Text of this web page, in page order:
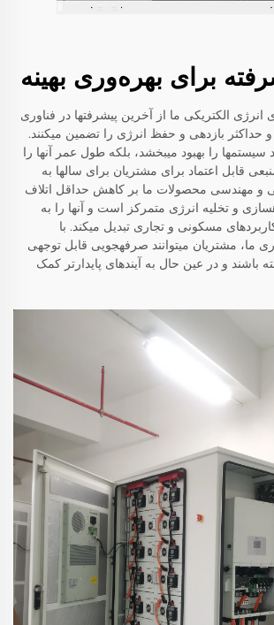
برای بهره‌وری بهینه
انرژی الکتریکی ما از آخرین پیشرفتها در فناوری
و حداکثر بازدهی و حفظ انرژی را تضمین میکنند.
سیستمها را بهبود میبخشد، بلکه طول عمر آنها را
قابل اعتماد برای مشتریان برای سالها به
و مهندسی محصولات ما بر کاهش حداقل اتلاف
و تخلیه انرژی متمرکز است و آنها را به
مسکونی و تجاری تبدیل میکند. با
ما، مشتریان میتوانند صرفهجویی قابل توجهی
و در عین حال به آیندهای پایدارتر کمک